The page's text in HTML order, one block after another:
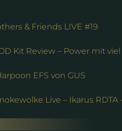
& Friends LIVE #19
Kit Review – Power mit
EFS von GUS
Live – Ikarus RDTA